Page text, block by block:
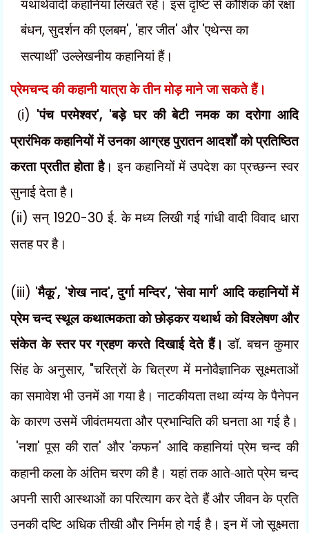
यथार्थवादी कहानियां लिखते रहे। इस दृष्टि से कौशिक की रक्षा
बंधन,सुदर्शन की एलबम', 'हार जीत' और 'एथेन्स का
सत्यार्थी'उल्लेखनीय कहानियां हैं।
प्रेमचन्द की कहानी यात्रा के तीन मोड़ माने जा सकतेहैं।
(i) 'पंच परमेश्वर', 'बड़े घर की बेटी नमक का दरोगा आदि
प्रारंभिक कहानियों में उनका आग्रह पुरातन आदर्शों को प्रतिष्ठित
करता प्रतीत होता है। इन कहानियों में उपदेश का प्रच्छन्न स्वर
सुनाई देता है।
(ii)सन् 1920-30 ई. के मध्य लिखी गई गांधी वादी विवाद धारा
सतह पर है।
(iii) 'मैकू', 'शेख नाद',दुर्गा मन्दिर', 'सेवा मार्ग' आदि कहानियों में
प्रेम चन्द स्थूल कथात्मकता को छोड़कर यथार्थ को विश्लेषण और
संकेत के स्तर पर ग्रहण करते दिखाई देते हैं। डॉ. बचन कुमार
सिंह के अनुसार, "चरित्रों के चित्रण में मनोवैज्ञानिक सूक्ष्मताओं
का समावेश भी उनमें आ गया है। नाटकीयता तथा व्यंग्य के पैनेपन
के कारण उसमें जीवंतमयता और प्रभान्विति की घनता आ गई है।
'नशा'पूस की रात' और 'कफन' आदि कहानियां प्रेम चन्द की
कहानी कला के अंतिम चरण की है। यहां तक आते-आते प्रेम चन्द
अपनी सारी आस्थाओं का परित्याग कर देते हैं और जीवन के प्रति
उनकी दष्टि अधिक तीखी और निर्मम हो गई है। इन में जो सूक्ष्मता